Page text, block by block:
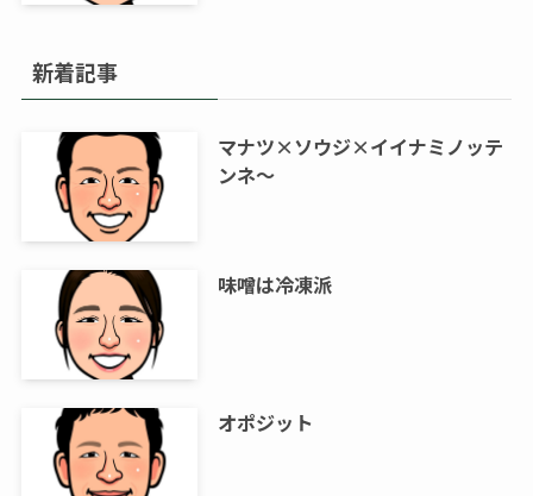
新着記事
マナツ×ソウジ×イイナミノッテ
ンネ～
味噌は冷凍派
オポジット